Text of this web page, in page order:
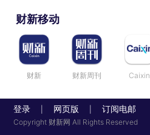
财新移动
财新 财新周刊 Caixin
登录 网页版 订阅电邮
Copyright 财新网 All Rights Reserved